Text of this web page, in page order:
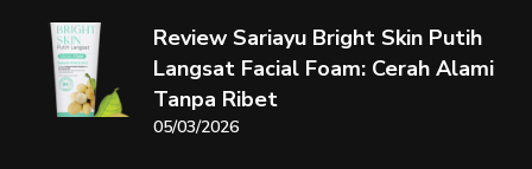
Review Sariayu Bright Skin Putih
Langsat Facial Foam: Cerah Alami
Tanpa Ribet
05/03/2026